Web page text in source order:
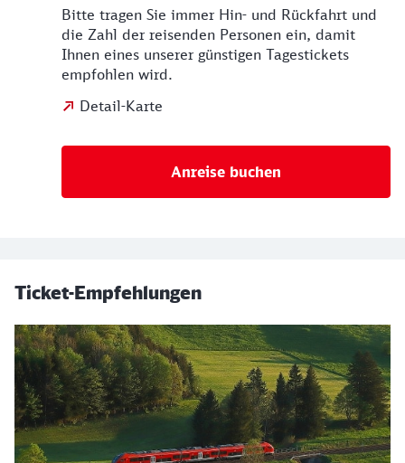
Bitte tragen Sie immer Hin- und Rückfahrt und
die Zahl der reisenden Personen ein, damit
Ihnen eines unserer günstigen Tagestickets
empfohlen wird.
Detail-Karte
Anreise buchen
Ticket-Empfehlungen